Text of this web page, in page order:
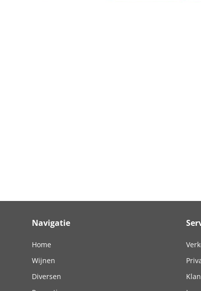
Navigatie
Home
Wijnen
Diversen